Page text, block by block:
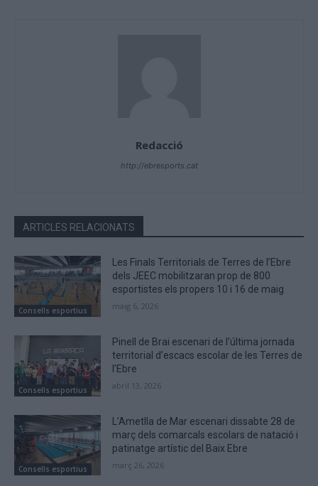
Redacció
http://ebresports.cat
ARTICLES RELACIONATS
Consells esportius
Les Finals Territorials de Terres de l’Ebre
dels JEEC mobilitzaran prop de 800
esportistes els propers 10 i 16 de maig
maig 6, 2026
Consells esportius
Pinell de Brai escenari de l’última jornada
territorial d’escacs escolar de les Terres de
l’Ebre
abril 13, 2026
Consells esportius
L’Ametlla de Mar escenari dissabte 28 de
març dels comarcals escolars de natació i
patinatge artístic del Baix Ebre
març 26, 2026